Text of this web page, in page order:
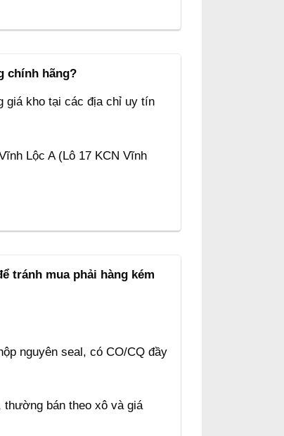
chính hãng?
giá kho tại các địa chỉ uy tín
Lộc A (Lô 17 KCN Vĩnh
tránh mua phải hàng kém
nguyên seal, có CO/CQ đầy
bán theo xô và giá